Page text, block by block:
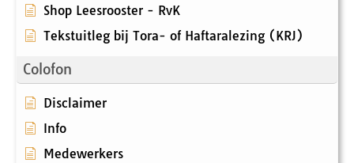
Shop Leesrooster - RvK
Tekstuitleg bij Tora- of Haftaralezing (KRJ)
Colofon
Disclaimer
Info
Medewerkers